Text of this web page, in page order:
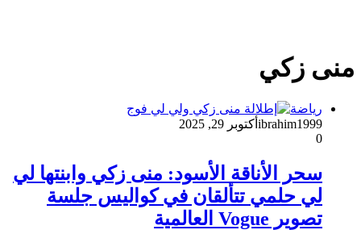
منى زكي
رياضة
ibrahim1999 أكتوبر 29, 2025
0
سحر الأناقة الأسود: منى زكي وابنتها لي
لي حلمي تتألقان في كواليس جلسة
تصوير Vogue العالمية